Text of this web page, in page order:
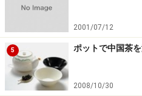
2001/07/12
5 ポットで中国茶
2008/10/30